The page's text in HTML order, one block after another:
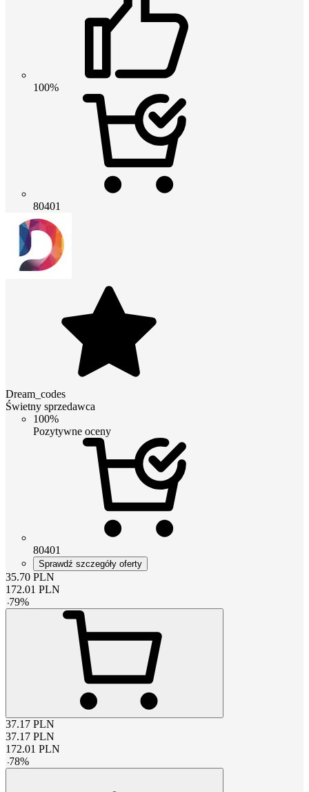
100%
80401
Dream_codes
Świetny sprzedawca
100%
Pozytywne oceny
80401
Sprawdź szczegóły oferty
35.70 PLN
172.01 PLN
-79%
37.17 PLN
37.17 PLN
172.01 PLN
-78%